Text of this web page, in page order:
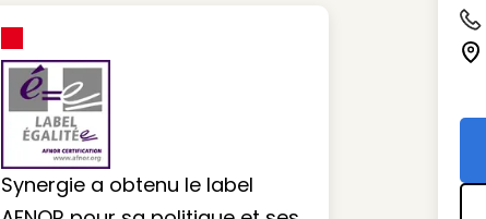
Synergie a obtenu le label